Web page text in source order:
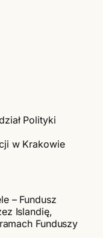
Polityki
w Krakowie
– Fundusz
Islandię,
Funduszy